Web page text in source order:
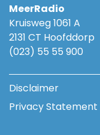
MeerRadio
Kruisweg 1061 A
2131 CT Hoofddorp
(023) 55 55 900
Disclaimer
Privacy Statement